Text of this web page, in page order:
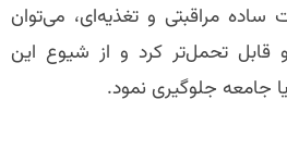
مراقبتی و تغذیه‌ای، می‌توان
و قابل تحمل‌تر کرد و از شیوع این
جامعه جلوگیری نمود.